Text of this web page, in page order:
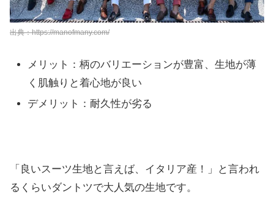
出典：https://manofmany.com/
メリット：柄のバリエーションが豊富、生地が薄
く肌触りと着心地が良い
デメリット：耐久性が劣る
「良いスーツ生地と言えば、イタリア産！」と言われ
るくらいダントツで大人気の生地です。